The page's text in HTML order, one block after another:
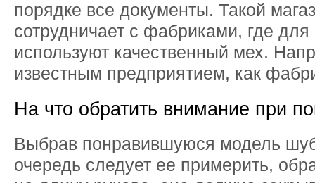
порядке все документы. Такой
сотрудничает с фабриками, где
используют качественный мех.
известным предприятием, как
На что обратить внимание при
Выбрав понравившуюся модель
очередь следует ее примерить,